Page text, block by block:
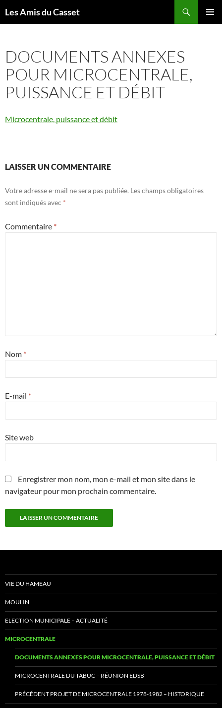
auLes Amis du Casset
DOCUMENTS ANNEXES
POUR MICROCENTRALE,
PUISSANCE ET DÉBIT
Microcentrale, puissance et débit
LAISSER UN COMMENTAIRE
Votre adresse e-mail ne sera pas publiée. Les champs obligatoires
sont indiqués avec *
Commentaire *
Nom *
E-mail *
Site web
Enregistrer mon nom, mon e-mail et mon site dans le
navigateur pour mon prochain commentaire.
VIE DU HAMEAU
MOULIN
ELECTION MUNICIPALE – ACTUALITÉ
MICROCENTRALE
DOCUMENTS ANNEXES POUR MICROCENTRALE, PUISSANCE ET DÉBIT
MICROCENTRALE DU TABUC – RÉUNION EDSB
PRÉCÉDENT PROJET DE MICROCENTRALE 1978-1982 – HISTORIQUE